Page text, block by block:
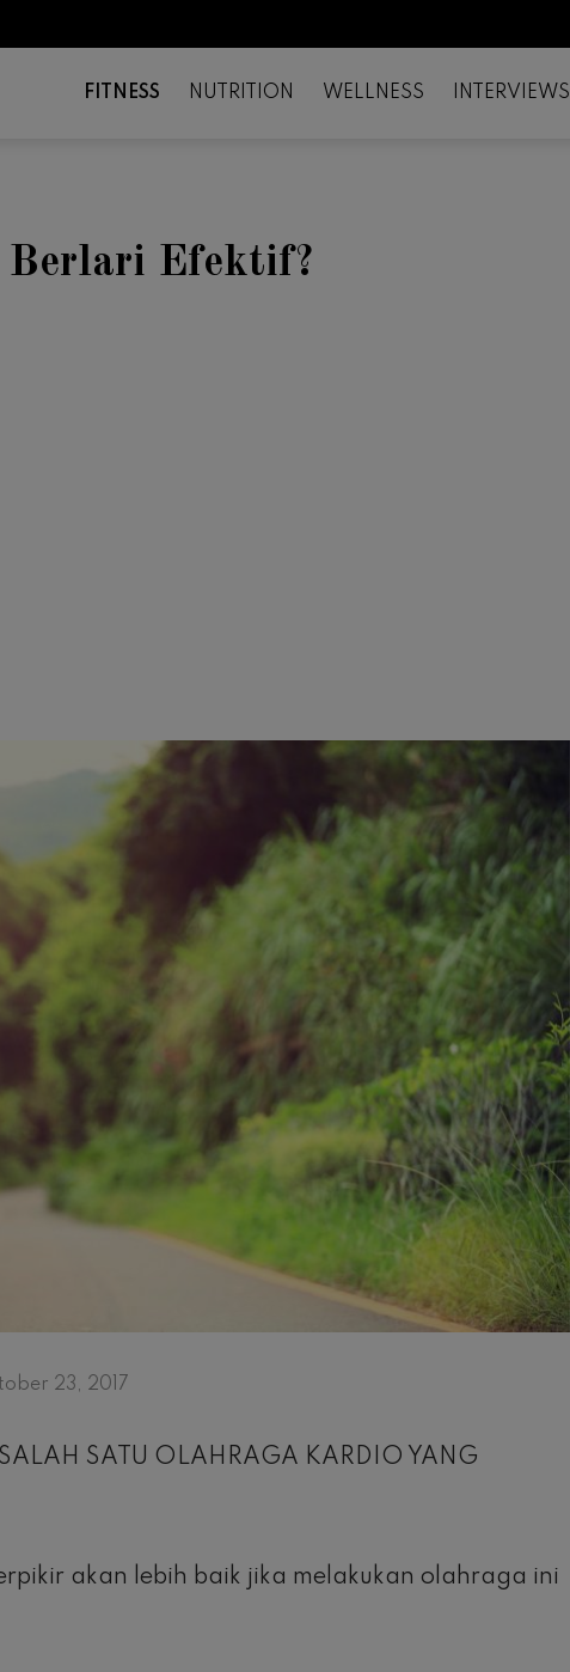
FITNESS NUTRITION WELLNESS INTERVIEWS
Berlari Efektif?
email
23, 2017
SATU OLAHRAGA KARDIO YANG
akan lebih baik jika melakukan olahraga ini